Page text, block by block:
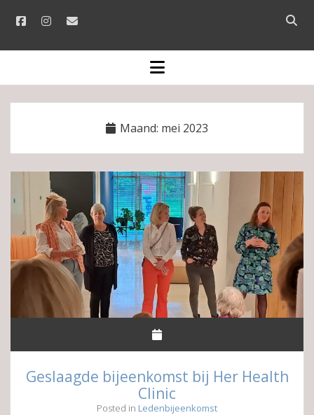
facebookinstagram
email
Open
bar
open
menu
Maand: mei 2023
Geslaagde bijeenkomst bij Her Health
Clinic
Posted in Ledenbijeenkomst